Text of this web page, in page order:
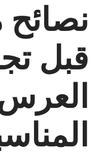
قبل